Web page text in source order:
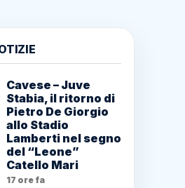
Cavese – Juve
Stabia, il ritorno di
Pietro De Giorgio
allo Stadio
Lamberti nel segno
del “Leone”
Catello Mari
17 ore fa